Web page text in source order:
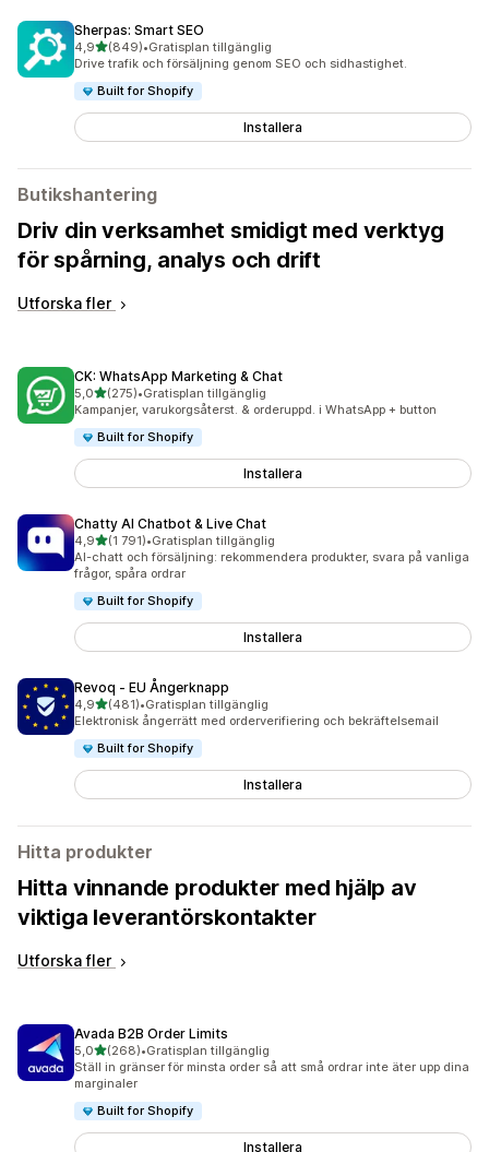
Sherpas: Smart SEO
4,9av 5 stjärnor
(849)
849 recensioner totalt
•Gratisplan tillgänglig
Drive trafik och försäljning genom SEO och sidhastighet.
Built for Shopify
Installera
Butikshantering
Driv din verksamhet smidigt med verktyg
för spårning, analys och drift
Utforska fler
CK: WhatsApp Marketing & Chat
5,0av 5 stjärnor
(275)
275 recensioner totalt
•Gratisplan tillgänglig
Kampanjer, varukorgsåterst. & orderuppd. i WhatsApp + button
Built for Shopify
Installera
Chatty AI Chatbot & Live Chat
4,9av 5 stjärnor
(1 791)
1791 recensioner totalt
•Gratisplan tillgänglig
AI-chatt och försäljning: rekommendera produkter, svara på vanliga
frågor, spåra ordrar
Built for Shopify
Installera
Revoq ‑ EU Ångerknapp
4,9av 5 stjärnor
(481)
481 recensioner totalt
•Gratisplan tillgänglig
Elektronisk ångerrätt med orderverifiering och bekräftelsemail
Built for Shopify
Installera
Hitta produkter
Hitta vinnande produkter med hjälp av
viktiga leverantörskontakter
Utforska fler
Avada B2B Order Limits
5,0av 5 stjärnor
(268)
268 recensioner totalt
•Gratisplan tillgänglig
Ställ in gränser för minsta order så att små ordrar inte äter upp dina
marginaler
Built for Shopify
Installera